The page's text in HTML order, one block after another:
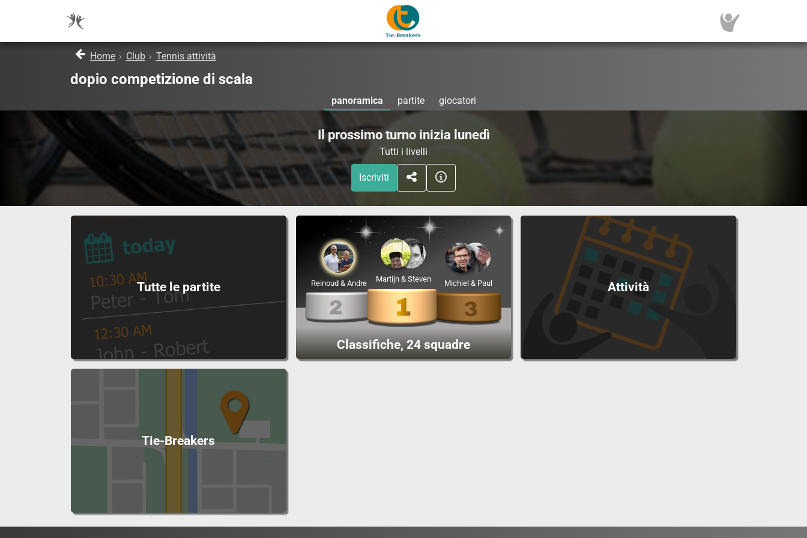
Home › Club › Tennis attività
dopio competizione di scala
panoramica partite giocatori
Il prossimo turno inizia lunedì
Tutti i livelli
Iscriviti
Tutte le partite
Classifiche, 24 squadre
Martijn & Steven
Reinoud & Andre Michiel & Paul Attività
Tie-Breakers